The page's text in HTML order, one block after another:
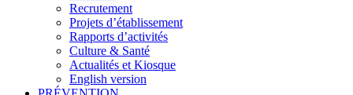
Recrutement
Projets d’établissement
Rapports d’activités
Culture & Santé
Actualités et Kiosque
English version